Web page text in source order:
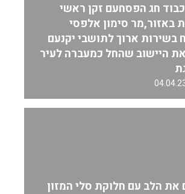
חג הפסחעם זקן ראשי
באזור,מר סימון אלפסי
בשירות ארוך לתושבי יקנעם
היישוב שהחל כמעברה לעיר
את הלב עם חלוקת סלי המזון